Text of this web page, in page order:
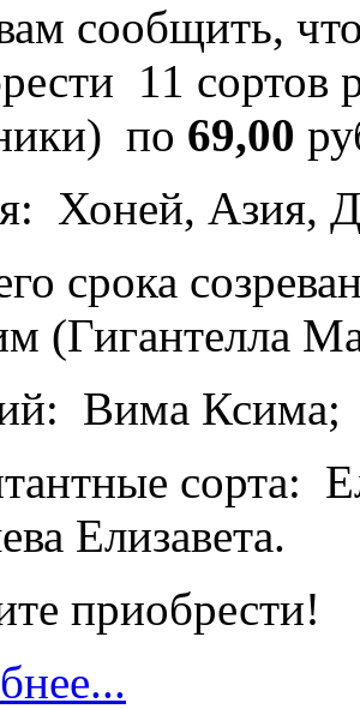
сообщить,
11 сортов
по 69,00
Хоней, Азия,
срока
(Гигантелла
Вима Ксима;
сорта:
Елизавета.
приобрести!